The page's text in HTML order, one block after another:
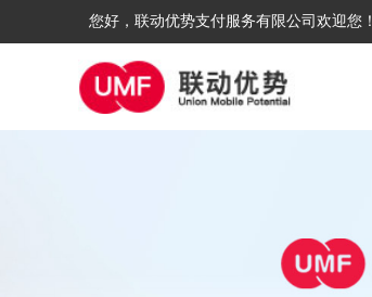
您好，联动优势支付服务有限公司欢迎您！